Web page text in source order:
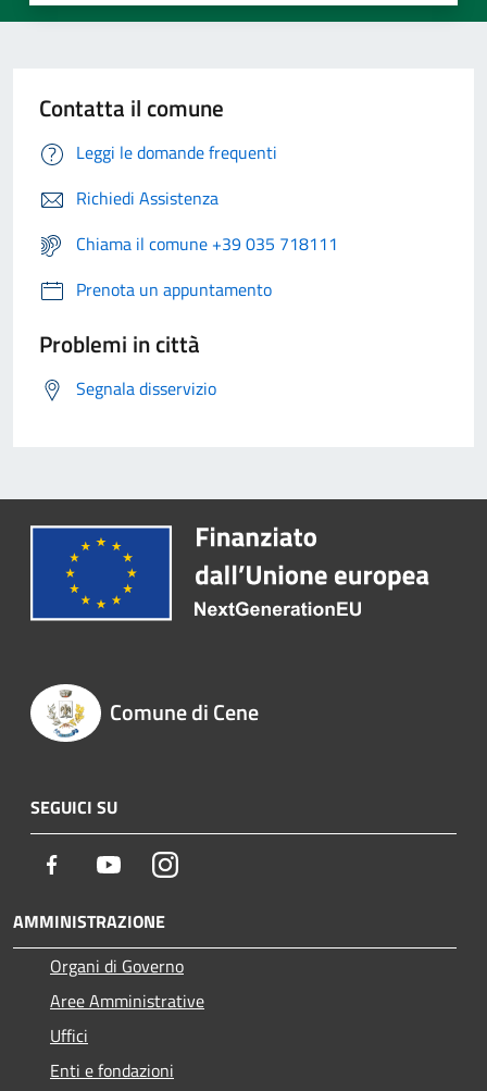
Contatta il comune
Leggi le domande frequenti
Richiedi Assistenza
Chiama il comune +39 035 718111
Prenota un appuntamento
Problemi in città
Segnala disservizio
Comune di Cene
SEGUICI SU
Facebook YoutubeInstagram
AMMINISTRAZIONE
Organi di Governo
Aree Amministrative
Uffici
Enti e fondazioni